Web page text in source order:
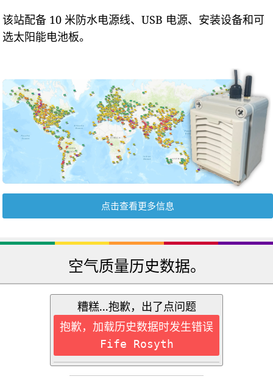
该站配备 10 米防水电源线、USB 电源、安装设备和可
选太阳能电池板。
点击查看更多信息
空气质量历史数据。
糟糕...抱歉，出了点问题
抱歉，加载历史数据时发生错误
Fife Rosyth